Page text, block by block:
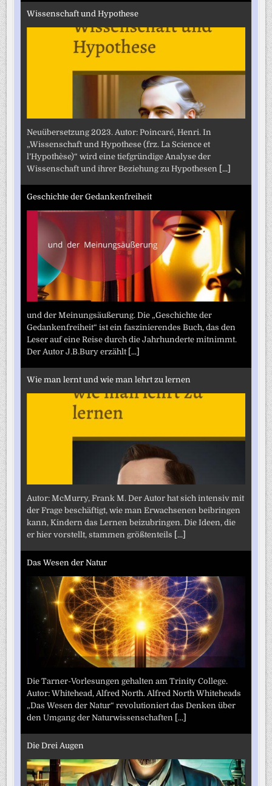
Wissenschaft und Hypothese
Neuübersetzung 2023. Autor: Poincaré, Henri. In
„Wissenschaft und Hypothese (frz. La Science et
l’Hypothèse)“ wird eine tiefgründige Analyse der
Wissenschaft und ihrer Beziehung zu Hypothesen [...]
Geschichte der Gedankenfreiheit
und der Meinungsäußerung. Die „Geschichte der
Gedankenfreiheit“ ist ein faszinierendes Buch, das den
Leser auf eine Reise durch die Jahrhunderte mitnimmt.
Der Autor J.B.Bury erzählt [...]
Wie man lernt und wie man lehrt zu lernen
Autor: McMurry, Frank M. Der Autor hat sich intensiv mit
der Frage beschäftigt, wie man Erwachsenen beibringen
kann, Kindern das Lernen beizubringen. Die Ideen, die
er hier vorstellt, stammen größtenteils [...]
Das Wesen der Natur
Die Tarner-Vorlesungen gehalten am Trinity College.
Autor: Whitehead, Alfred North. Alfred North Whiteheads
„Das Wesen der Natur“ revolutioniert das Denken über
den Umgang der Naturwissenschaften [...]
Die Drei Augen